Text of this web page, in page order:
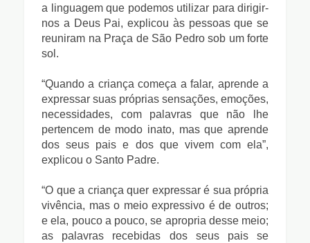
a linguagem que podemos utilizar para dirigir-
nos a Deus Pai, explicou às pessoas que se
reuniram na Praça de São Pedro sob um forte
sol.
“Quando a criança começa a falar, aprende a
expressar suas próprias sensações, emoções,
necessidades, com palavras que não lhe
pertencem de modo inato, mas que aprende
dos seus pais e dos que vivem com ela”,
explicou o Santo Padre.
“O que a criança quer expressar é sua própria
vivência, mas o meio expressivo é de outros;
e ela, pouco a pouco, se apropria desse meio;
as palavras recebidas dos seus pais se